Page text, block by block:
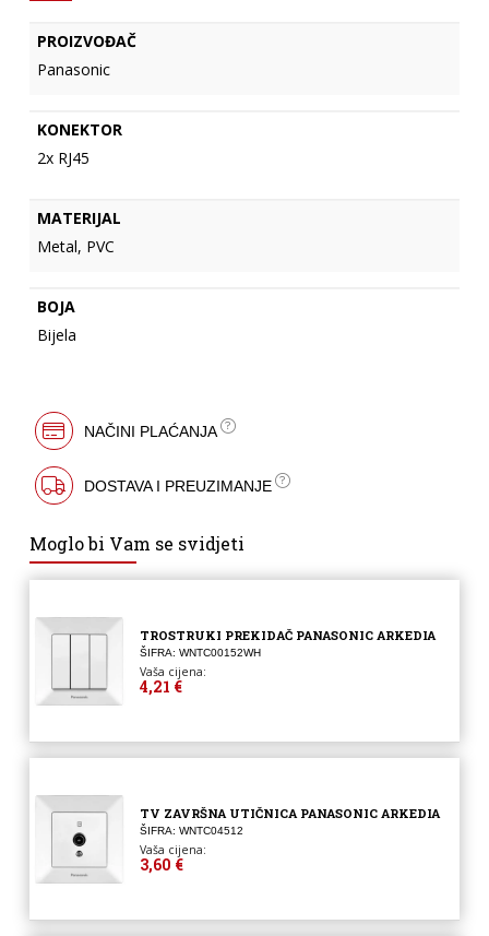
PROIZVOĐAČ
Panasonic
KONEKTOR
2x RJ45
MATERIJAL
Metal, PVC
BOJA
Bijela
NAČINI PLAĆANJA
DOSTAVA I PREUZIMANJE
Moglo bi Vam se svidjeti
TROSTRUKI PREKIDAČ PANASONIC ARKEDIA
ŠIFRA: WNTC00152WH
Vaša cijena:
4,21 €
TV ZAVRŠNA UTIČNICA PANASONIC ARKEDIA
ŠIFRA: WNTC04512
Vaša cijena:
3,60 €